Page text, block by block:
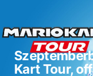
Kart Tour,